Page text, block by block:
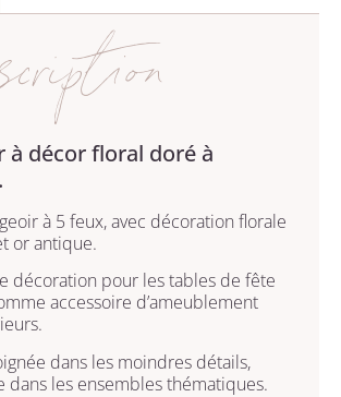
à décor floral doré à
à 5 feux, avec décoration florale
or antique.
décoration pour les tables de fête
accessoire d’ameublement
dans les moindres détails,
dans les ensembles thématiques.